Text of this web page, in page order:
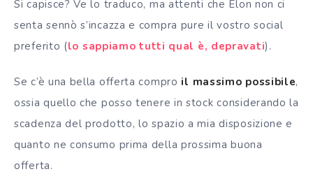
Si capisce? Ve lo traduco, ma attenti che Elon non ci
senta sennò s’incazza e compra pure il vostro social
preferito (lo sappiamo tutti qual è, depravati).
Se c’è una bella offerta compro il massimo possibile,
ossia quello che posso tenere in stock considerando la
scadenza del prodotto, lo spazio a mia disposizione e
quanto ne consumo prima della prossima buona
offerta.